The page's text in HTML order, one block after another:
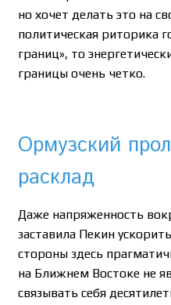
но хочет делать это на
политическая риторика
границ», то
границы очень четко.
Ормузский
расклад
Даже напряженность
заставила Пекин
стороны здесь
на Ближнем Востоке не
связывать себя